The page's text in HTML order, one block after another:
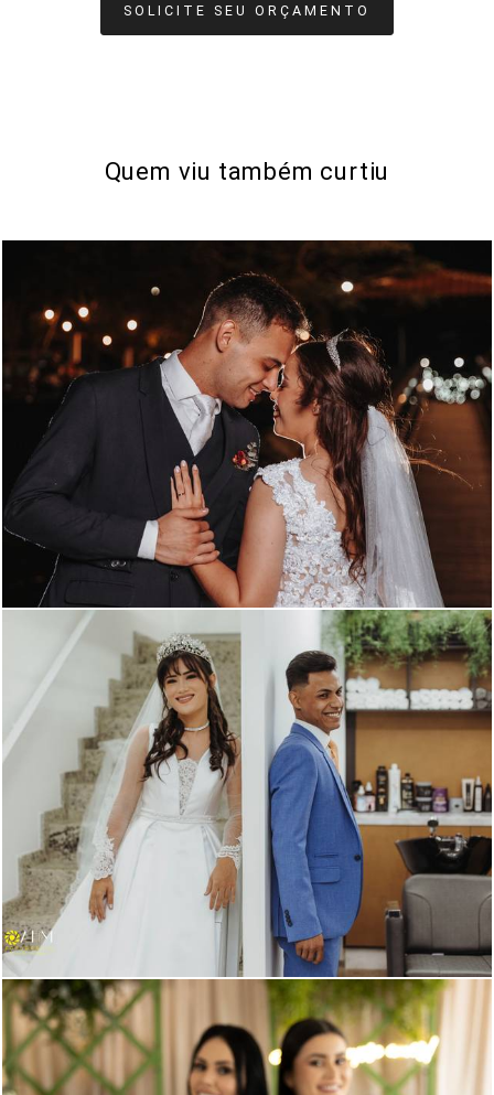
SOLICITE SEU ORÇAMENTO
Quem viu também curtiu
0
631 0